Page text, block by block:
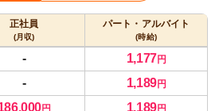
正社員
(月収)
パート・アルバイト
(時給)
- 1,177円
- 1,189円
円 1,189円